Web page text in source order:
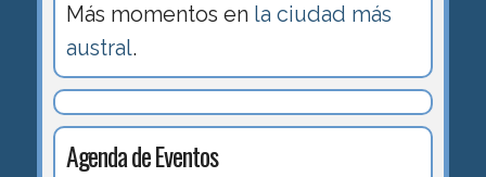
Más momentos en la ciudad más
austral.
Agenda de Eventos